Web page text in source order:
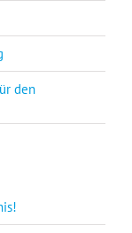
den